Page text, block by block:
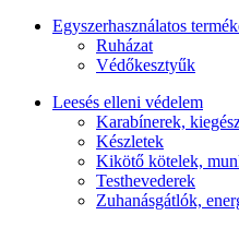
Egyszerhasználatos
Ruházat
Védőkesztyűk
Leesés elleni védelem
Karabínerek,
Készletek
Kikötő kötelek,
Testhevederek
Zuhanásgátlók,